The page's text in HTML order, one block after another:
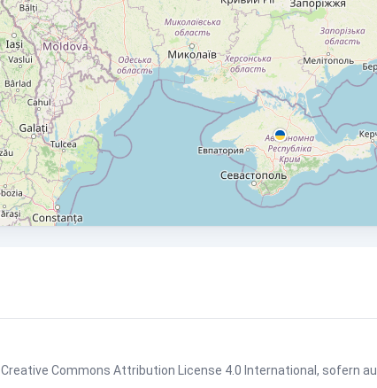
Creative Commons Attribution License 4.0 International , sofern